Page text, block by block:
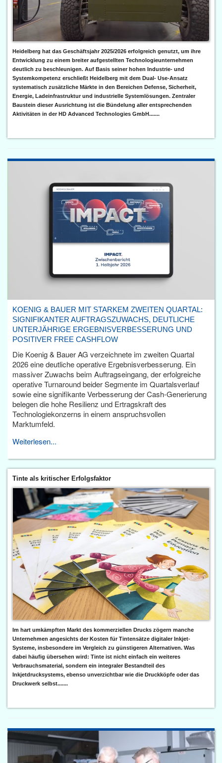
Heidelberg hat das Geschäftsjahr 2025/2026 erfolgreich genutzt, um ihre
Entwicklung zu einem breiter aufgestellten Technologieunternehmen
deutlich zu beschleunigen. Auf Basis seiner hohen Industrie- und
Systemkompetenz erschließt Heidelberg mit dem Dual- Use-Ansatz
systematisch zusätzliche Märkte in den Bereichen Defense, Sicherheit,
Energie, Ladeinfrastruktur und industrielle Systemlösungen. Zentraler
Baustein dieser Ausrichtung ist die Bündelung aller entsprechenden
Aktivitäten in der HD Advanced Technologies GmbH.......
KOENIG & BAUER MIT STARKEM ZWEITEN QUARTAL:
SIGNIFIKANTER AUFTRAGSZUWACHS, DEUTLICHE
UNTERJÄHRIGE ERGEBNISVERBESSERUNG UND
POSITIVER FREE CASHFLOW
Die Koenig & Bauer AG verzeichnete im zweiten Quartal
2026 eine deutliche operative Ergebnisverbesserung. Ein
massiver Zuwachs beim Auftragseingang, der erfolgreiche
operative Turnaround beider Segmente im Quartalsverlauf
sowie eine signifikante Verbesserung der Cash-Generierung
belegen die hohe Resilienz und Ertragskraft des
Technologiekonzerns in einem anspruchsvollen
Marktumfeld.
Weiterlesen...
Tinte als kritischer Erfolgsfaktor
Im hart umkämpften Markt des kommerziellen Drucks zögern manche
Unternehmen angesichts der Kosten für Tintensätze digitaler Inkjet-
Systeme, insbesondere im Vergleich zu günstigeren Alternativen. Was
dabei häufig übersehen wird: Tinte ist nicht einfach ein weiteres
Verbrauchsmaterial, sondern ein integraler Bestandteil des
Inkjetdrucksystems, ebenso unverzichtbar wie die Druckköpfe oder das
Druckwerk selbst.......